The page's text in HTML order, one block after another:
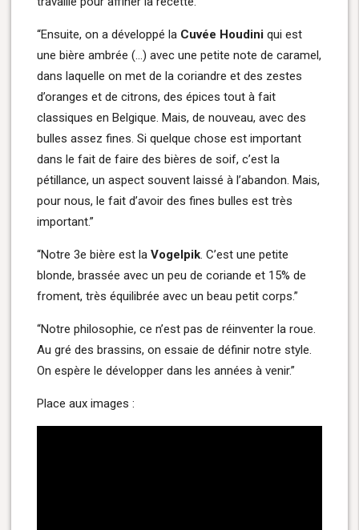
“Ensuite, on a développé la Cuvée Houdini qui est
une bière ambrée (…) avec une petite note de caramel,
dans laquelle on met de la coriandre et des zestes
d’oranges et de citrons, des épices tout à fait
classiques en Belgique. Mais, de nouveau, avec des
bulles assez fines. Si quelque chose est important
dans le fait de faire des bières de soif, c’est la
pétillance, un aspect souvent laissé à l’abandon. Mais,
pour nous, le fait d’avoir des fines bulles est très
important.”
“Notre 3e bière est la Vogelpik. C’est une petite
blonde, brassée avec un peu de coriande et 15% de
froment, très équilibrée avec un beau petit corps.”
“Notre philosophie, ce n’est pas de réinventer la roue.
Au gré des brassins, on essaie de définir notre style.
On espère le développer dans les années à venir.”
Place aux images :